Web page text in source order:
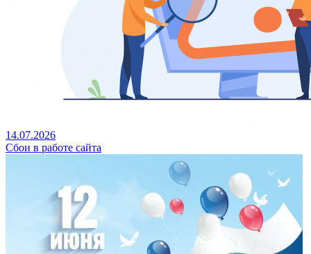
14.07.2026
Сбои в работе сайта